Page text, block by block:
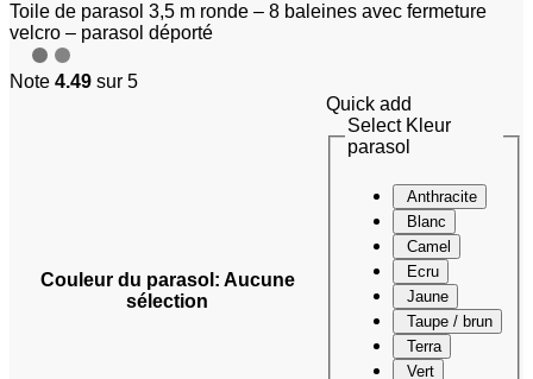
Toile de parasol 3,5 m ronde – 8 baleines avec fermeture
velcro – parasol déporté
Note 4.49 sur 5
Couleur du parasol : Aucune
sélection
Quick add
Select Kleur
parasol
Anthracite
Blanc
Camel
Ecru
Jaune
Taupe / brun
Terra
Vert